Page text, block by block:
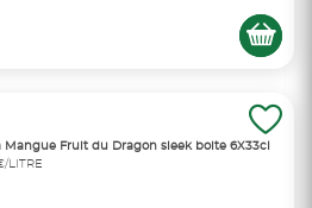
Mangue Fruit du Dragon sleek boite 6X33cl
LITRE